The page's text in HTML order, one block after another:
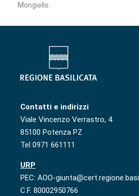
Mongiello.
Contatti e indirizzi
Viale Vincenzo Verrastro, 4
85100 Potenza PZ
Tel 0971 661111
URP
PEC: AOO-
C.F. 80002950766